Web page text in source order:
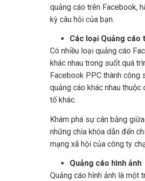
quảng cáo trên Facebook,
kỳ câu hỏi của bạn.
Các loại Quảng
Có nhiều loại quảng cáo
khác nhau trong suốt quá
Facebook PPC thành công
quảng cáo khác nhau
tố khác.
Khám phá sự cân bằng
những chìa khóa dẫn đến
mạng xã hội của công ty
Quảng cáo hình ảnh
Quảng cáo hình ảnh là một